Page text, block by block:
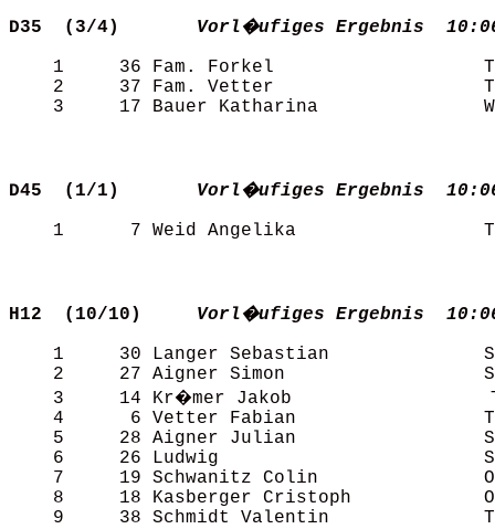
D35  (3/4)
Vorl�ufiges Ergebnis
1     36 Fam. Forkel
2     37 Fam. Vetter
3     17 Bauer Katharina
D45  (1/1)
Vorl�ufiges Ergebnis
1      7 Weid Angelika
H12  (10/10)
Vorl�ufiges Ergebnis
1     30 Langer Sebastian
2     27 Aigner Simon
3     14 Kr�mer Jakob
4      6 Vetter Fabian
5     28 Aigner Julian
6     26 Ludwig
7     19 Schwanitz Colin
8     18 Kasberger Cristoph
9     38 Schmidt Valentin